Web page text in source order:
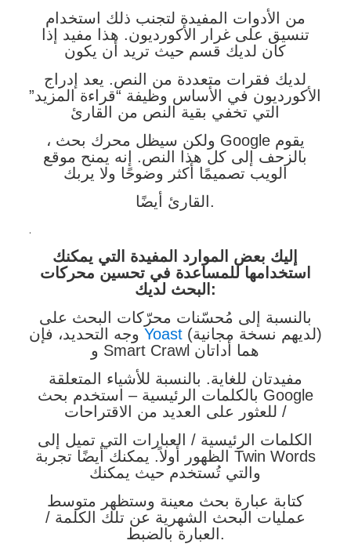
من الأدوات المفيدة لتجنب ذلك استخدام
تنسيق على غرار الأكورديون. هذا مفيد إذا
كان لديك قسم حيث تريد أن يكون
لديك فقرات متعددة من النص. يعد إدراج
الأكورديون في الأساس وظيفة “قراءة المزيد”
التي تخفي بقية النص من القارئ
، ولكن سيظل محرك بحث Google يقوم
بالزحف إلى كل هذا النص. إنه يمنح موقع
الويب تصميمًا أكثر وضوحًا ولا يربك
القارئ أيضًا.
.
إليك بعض الموارد المفيدة التي يمكنك
استخدامها للمساعدة في تحسين محركات
البحث لديك:
بالنسبة إلى مُحسّنات محرّكات البحث على
Yoast(لديهم نسخة مجانية)
و Smart Crawl هما أداتان
مفيدتان للغاية. بالنسبة للأشياء المتعلقة
بالكلمات الرئيسية – استخدم بحث Google
للعثور على العديد من الاقتراحات /
الكلمات الرئيسية / العبارات التي تميل إلى
الظهور أولاً. يمكنك أيضًا تجربة Twin Words
والتي تُستخدم حيث يمكنك
كتابة عبارة بحث معينة وستظهر متوسط
عمليات البحث الشهرية عن تلك الكلمة /
العبارة بالضبط.